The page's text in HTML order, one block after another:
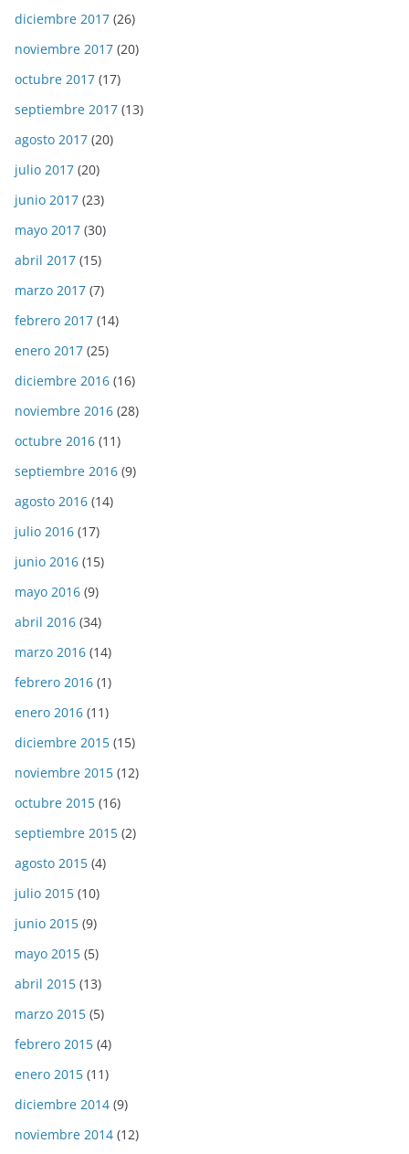
diciembre 2017 (26)
noviembre 2017 (20)
octubre 2017 (17)
septiembre 2017 (13)
agosto 2017 (20)
julio 2017 (20)
junio 2017 (23)
mayo 2017 (30)
abril 2017 (15)
marzo 2017 (7)
febrero 2017 (14)
enero 2017 (25)
diciembre 2016 (16)
noviembre 2016 (28)
octubre 2016 (11)
septiembre 2016 (9)
agosto 2016 (14)
julio 2016 (17)
junio 2016 (15)
mayo 2016 (9)
abril 2016 (34)
marzo 2016 (14)
febrero 2016 (1)
enero 2016 (11)
diciembre 2015 (15)
noviembre 2015 (12)
octubre 2015 (16)
septiembre 2015 (2)
agosto 2015 (4)
julio 2015 (10)
junio 2015 (9)
mayo 2015 (5)
abril 2015 (13)
marzo 2015 (5)
febrero 2015 (4)
enero 2015 (11)
diciembre 2014 (9)
noviembre 2014 (12)